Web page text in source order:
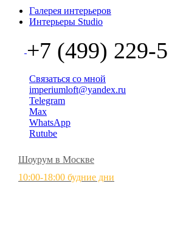
Галерея интерьеров
Интерьеры Studio
+7 (499) 229-
Связаться со мной
imperiumloft@yandex.ru
Telegram
Max
WhatsApp
Rutube
Шоурум в Москве
10:00-18:00 будние дни